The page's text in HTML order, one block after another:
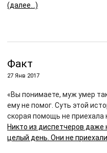
(далее…)
Факт
27 Янв 2017
«Вы понимаете, муж умер
ему не помог. Суть этой
скорая помощь не приехала
Никто из диспетчеров даже
целый день. Они не